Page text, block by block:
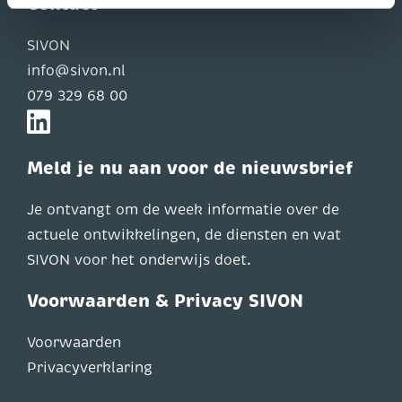
SIVON
info@sivon.nl
079 329 68 00
Meld je nu aan voor de nieuwsbrief
Je ontvangt om de week informatie over de
actuele ontwikkelingen, de diensten en wat
SIVON voor het onderwijs doet.
Voorwaarden & Privacy SIVON
Voorwaarden
Privacyverklaring